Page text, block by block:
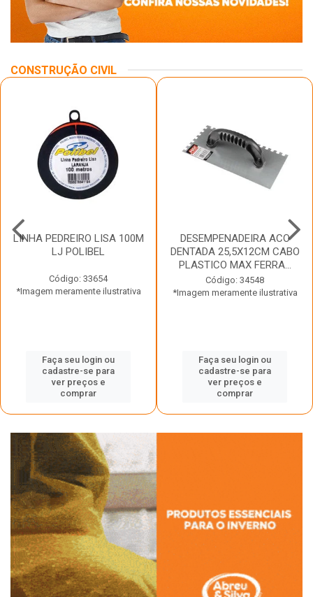
CONSTRUÇÃO CIVIL
LINHA PEDREIRO LISA 100M
LJ POLIBEL
Código: 33654
*Imagem meramente ilustrativa
Faça seu login ou
cadastre-se para
ver preços e
comprar
DESEMPENADEIRA ACO
DENTADA 25,5X12CM CABO
PLASTICO MAX FERRA...
Código: 34548
*Imagem meramente ilustrativa
Faça seu login ou
cadastre-se para
ver preços e
comprar